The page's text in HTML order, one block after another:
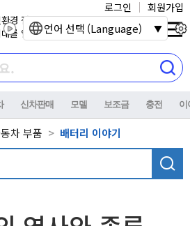
경 전기자동차
를 열어갑니다.
로그인 회원가입
신차판매 모델 보조금 충전 이
차 부품 배터리 이야기
언어 선택 (Language)